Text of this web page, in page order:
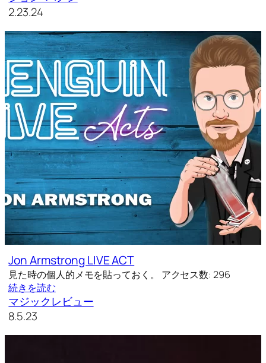
2.23.24
Jon Armstrong LIVE ACT
見た時の個人的メモを貼っておく。 アクセス数: 296
続きを読む
マジックレビュー
8.5.23